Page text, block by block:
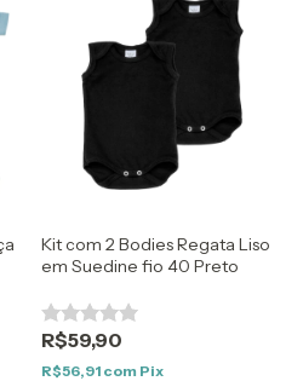
Kit com 2 Bodies Regata Liso
em Suedine fio 40 Preto
R$59,90
R$56,91 com Pix